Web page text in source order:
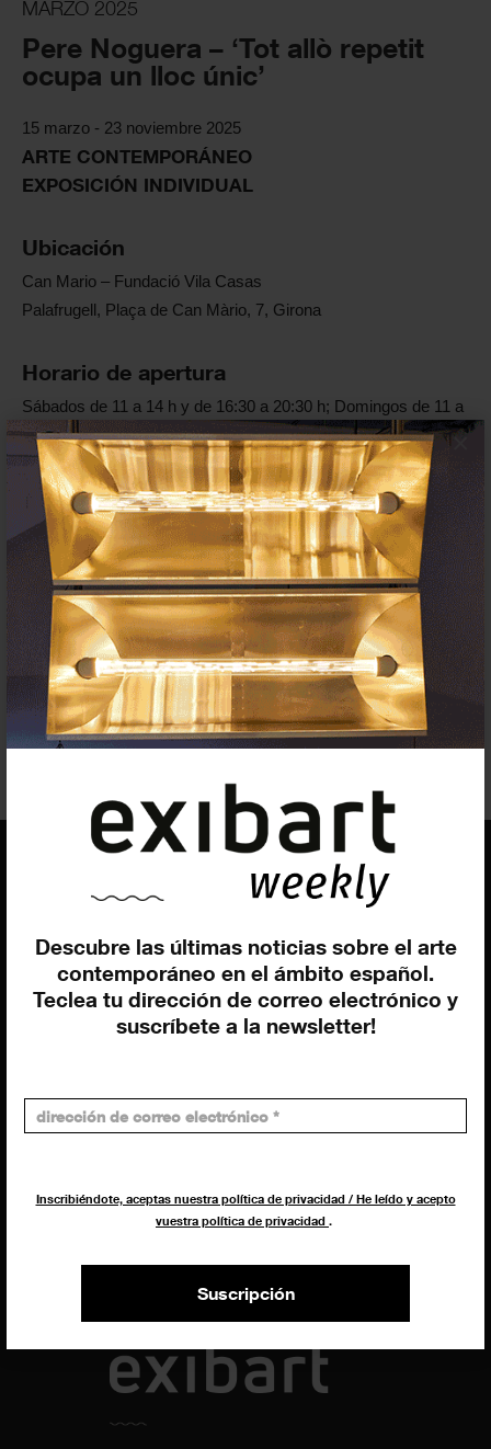
Descubre las últimas noticias sobre el arte
contemporáneo en el ámbito español.
Teclea tu dirección de correo electrónico y
suscríbete a la newsletter!
Inscribiéndote, aceptas nuestra política de privacidad / He leído y acepto
vuestra política de privacidad .
Suscripción
×
MARZO 2025
Pere Noguera – ‘Tot allò repetit
ocupa un lloc únic’
15 marzo - 23 noviembre 2025
ARTE CONTEMPORÁNEO
EXPOSICIÓN INDIVIDUAL
Ubicación
Can Mario – Fundació Vila Casas
Palafrugell, Plaça de Can Màrio, 7, Girona
Horario de apertura
Sábados de 11 a 14 h y de 16:30 a 20:30 h; Domingos de 11 a
14 h
Vernissage
15 marzo 2025, 12 h
Enlaces oficiales
Web
Artista/s
Pere Noguera
Uros Gorgone
Federico Pazzagli
Administración
Evelyn Parretti
Francesca Grismondi